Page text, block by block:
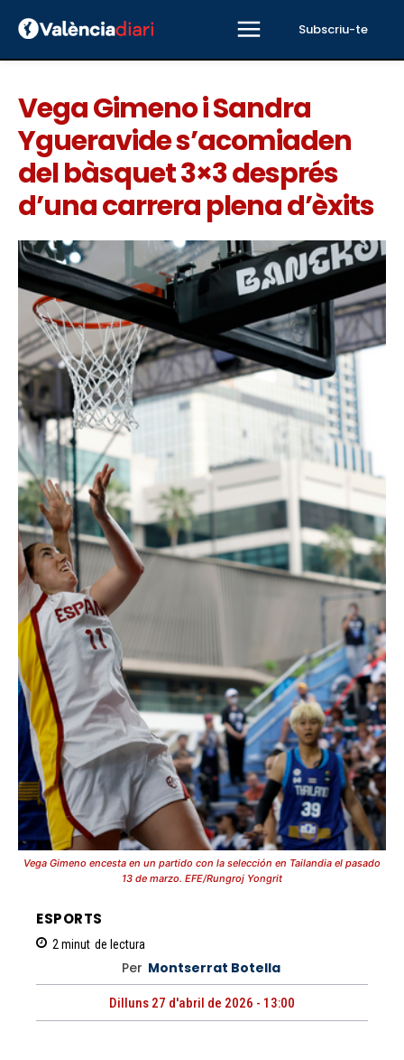
Subscriu-te
Vega Gimeno i Sandra
Ygueravide s’acomiaden
del bàsquet 3×3 després
d’una carrera plena d’èxits
Vega Gimeno encesta en un partido con la selección en Tailandia el pasado
13 de marzo. EFE/Rungroj Yongrit
ESPORTS
2 minut de lectura
Per Montserrat Botella
Dilluns 27 d'abril de 2026 - 13:00